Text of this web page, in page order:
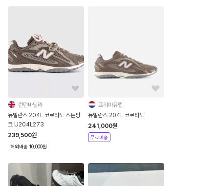
런던바닐라
뉴발란스 204L 코르타도 스톤핑
크 U204L273
239,500원
해외배송 10,000원
프리마유럽
뉴발란스 204L 코르타도
241,000원
무료배송